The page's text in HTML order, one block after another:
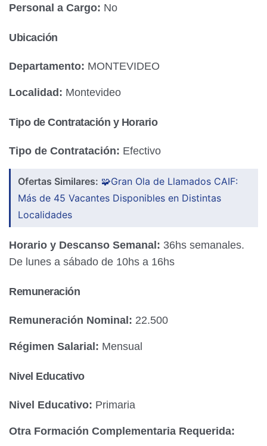
Personal a Cargo: No
Ubicación
Departamento: MONTEVIDEO
Localidad: Montevideo
Tipo de Contratación y Horario
Tipo de Contratación: Efectivo
Ofertas Similares: 🧩Gran Ola de Llamados CAIF:
Más de 45 Vacantes Disponibles en Distintas
Localidades
Horario y Descanso Semanal: 36hs semanales.
De lunes a sábado de 10hs a 16hs
Remuneración
Remuneración Nominal: 22.500
Régimen Salarial: Mensual
Nivel Educativo
Nivel Educativo: Primaria
Otra Formación Complementaria Requerida: